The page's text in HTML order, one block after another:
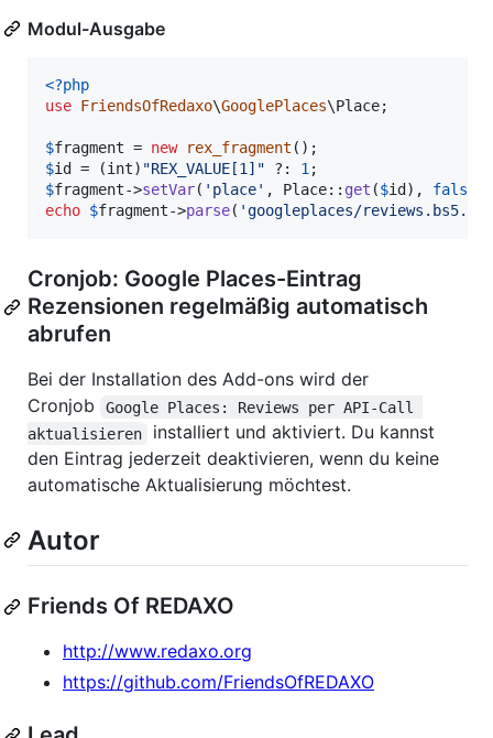
Modul-Ausgabe
<?php
use FriendsOfRedaxo\GooglePlaces\Place;
$fragment = new rex_fragment
$id = (int) "REX_VALUE[1] " ?: 1
$fragment->setVar( ' place' , Place:: get ($id ), false
echo $fragment->parse( 'googleplaces/reviews.bs5.php
Cronjob: Google Places-Eintrag
Rezensionen regelmäßig automatisch
abrufen
Bei der Installation des Add-ons wird der
Cronjob
Google Places: Reviews per API-Call
aktualisieren
installiert und aktiviert. Du kannst
den Eintrag jederzeit deaktivieren, wenn du keine
automatische Aktualisierung möchtest.
Autor
Friends Of REDAXO
http://www.redaxo.org
https://github.com/FriendsOfREDAXO